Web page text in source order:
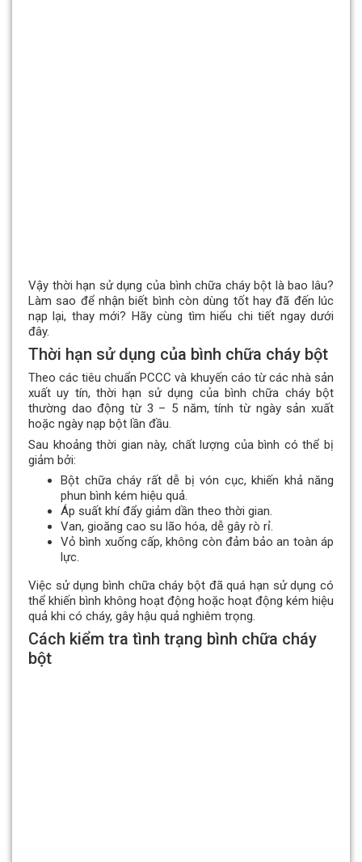
Vậy thời hạn sử dụng của bình chữa cháy bột là bao lâu?
Làm sao để nhận biết bình còn dùng tốt hay đã đến lúc
nạp lại, thay mới? Hãy cùng tìm hiểu chi tiết ngay dưới
đây.
Thời hạn sử dụng của bình chữa cháy bột
Theo các tiêu chuẩn PCCC và khuyến cáo từ các nhà sản
xuất uy tín, thời hạn sử dụng của bình chữa cháy bột
thường dao động từ 3 – 5 năm, tính từ ngày sản xuất
hoặc ngày nạp bột lần đầu.
Sau khoảng thời gian này, chất lượng của bình có thể bị
giảm bởi:
Bột chữa cháy rất dễ bị vón cục, khiến khả năng
phun bình kém hiệu quả.
Áp suất khí đẩy giảm dần theo thời gian.
Van, gioăng cao su lão hóa, dễ gây rò rỉ.
Vỏ bình xuống cấp, không còn đảm bảo an toàn áp
lực.
Việc sử dụng bình chữa cháy bột đã quá hạn sử dụng có
thể khiến bình không hoạt động hoặc hoạt động kém hiệu
quả khi có cháy, gây hậu quả nghiêm trọng.
Cách kiểm tra tình trạng bình chữa cháy
bột